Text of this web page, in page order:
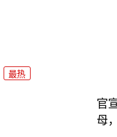
最热
官
母